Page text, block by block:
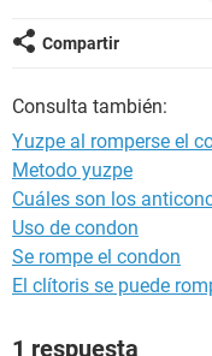
encuentre
el método Yuzpe
Por favor, necesito con
muy nerviosa
Gracias
Compartir
Consulta también:
Yuzpe al romperse el
Metodo yuzpe
Cuáles son los
Uso de condon
Se rompe el condon
El clítoris se puede
1 respuesta